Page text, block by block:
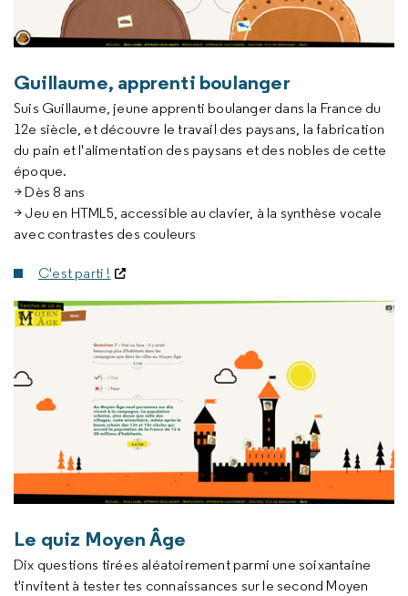
Guillaume, apprenti boulanger
Suis Guillaume, jeune apprenti boulanger dans la France du
12e siècle, et découvre le travail des paysans, la fabrication
du pain et l'alimentation des paysans et des nobles de cette
époque.
> Dès 8 ans
> Jeu en HTML5, accessible au clavier, à la synthèse vocale
avec contrastes des couleurs
C'est parti !
Le quiz Moyen Âge
Dix questions tirées aléatoirement parmi une soixantaine
t'invitent à tester tes connaissances sur le second Moyen